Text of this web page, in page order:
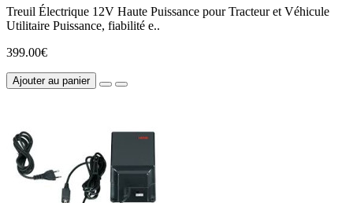
Treuil Électrique 12V Haute Puissance pour Tracteur et Véhicule
Utilitaire Puissance, fiabilité e..
399.00€
Ajouter au panier